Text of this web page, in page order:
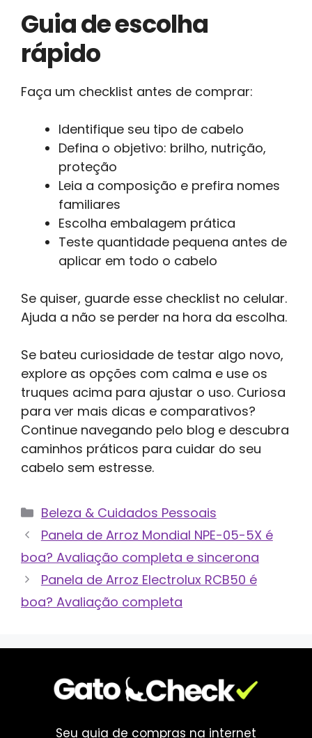
Guia de escolha
rápido
Faça um checklist antes de comprar:
Identifique seu tipo de cabelo
Defina o objetivo: brilho, nutrição,
proteção
Leia a composição e prefira nomes
familiares
Escolha embalagem prática
Teste quantidade pequena antes de
aplicar em todo o cabelo
Se quiser, guarde esse checklist no celular.
Ajuda a não se perder na hora da escolha.
Se bateu curiosidade de testar algo novo,
explore as opções com calma e use os
truques acima para ajustar o uso. Curiosa
para ver mais dicas e comparativos?
Continue navegando pelo blog e descubra
caminhos práticos para cuidar do seu
cabelo sem estresse.
Categorias
Beleza & Cuidados Pessoais
Panela de Arroz Mondial NPE-05-5X é
boa? Avaliação completa e sincerona
Panela de Arroz Electrolux RCB50 é
boa? Avaliação completa
Seu guia de compras na internet